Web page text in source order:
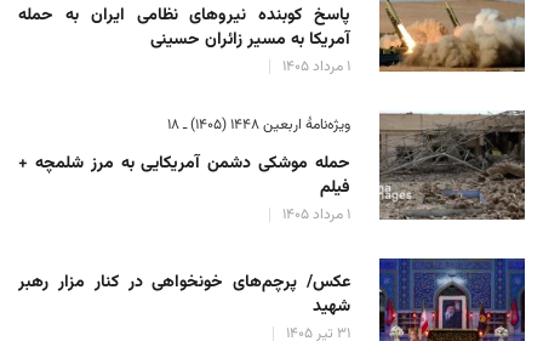
پاسخ کوبنده نیروهای نظامی ایران به حمله
آمریکا به مسیر زائران حسینی
۱ مرداد ۱۴۰۵
ویژه‌نامهٔ اربعین ۱۴۴۸ (۱۴۰۵) ـ ۱۸
حمله موشکی دشمن آمریکایی به مرز شلمچه +
فیلم
۱ مرداد ۱۴۰۵
عکس/ پرچم‌های خونخواهی در کنار مزار رهبر
شهید
۳۱ تیر ۱۴۰۵